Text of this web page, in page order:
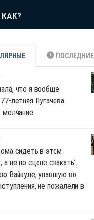
КАК?
ПОСЛЕДНИЕ
что я вообще
77-летняя Пугачева
молчание
сидеть в этом
а не по сцене скакать”.
Вайкуле, упавшую во
не пожалели в